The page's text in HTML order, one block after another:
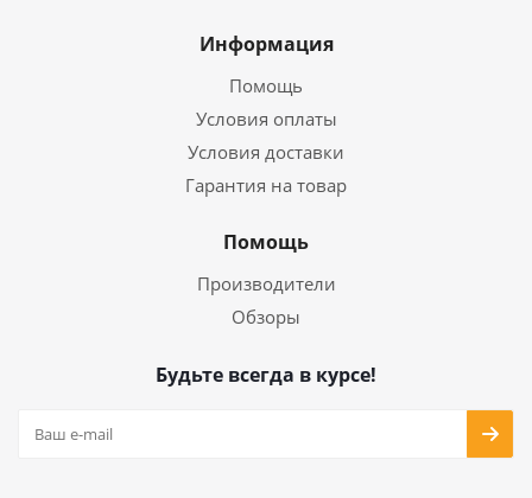
Информация
Помощь
Условия оплаты
Условия доставки
Гарантия на товар
Помощь
Производители
Обзоры
Будьте всегда в курсе!